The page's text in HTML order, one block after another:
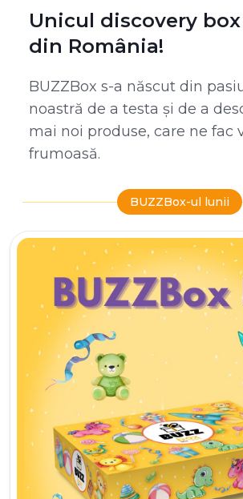
Unicul discovery
din România!
BUZZBox s-a născut din
noastră de a testa și de a
mai noi produse, care ne fac
frumoasă.
BUZZBox-ul lunii